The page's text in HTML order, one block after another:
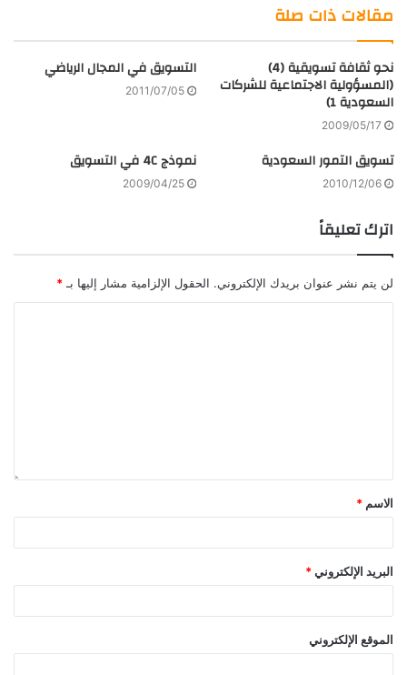
مقالات ذات صلة
نحو ثقافة تسويقية (4)
(المسؤولية الاجتماعية للشركات
السعودية 1)
2009/05/17
التسويق في المجال الرياضي
2011/07/05
تسويق التمور السعودية
2010/12/06
نموذج 4C في التسويق
2009/04/25
اترك تعليقاً
لن يتم نشر عنوان بريدك الإلكتروني. الحقول الإلزامية مشار إليها بـ *
الاسم *
البريد الإلكتروني *
الموقع الإلكتروني